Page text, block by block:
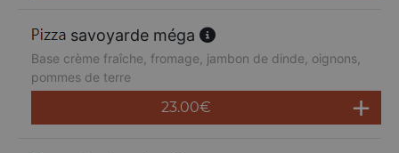
savoyarde méga
Base crème fraîche, fromage, jambon de dinde, oignons,
pommes de terre
23.00€